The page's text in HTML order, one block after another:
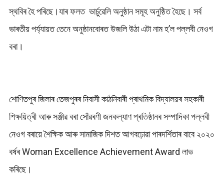
স্থবিৰ হৈ পৰিছে।যাৰ ফলত ভাৰ্চুৱেলি অনুষ্ঠান সমূহ অনুষ্ঠিত হৈছে। সৰ্ব
ভাৰতীয় পৰ্য্যায়ত তেনে অনুষ্ঠানবোৰত উজলি উঠা এটা নাম হ’ল পল্লবী নেওগ
বৰা।
শোণিতপুৰ জিলাৰ তেজপুৰৰ নিবাসী কাঠনিবাৰী প্ৰাথমিক বিদ্যালয়ৰ সহকাৰী
শিক্ষয়িত্ৰী আৰু সঞ্জীৱ বৰা সোঁৱৰণী জনকল্যাণ প্ৰতিষ্ঠানৰ সম্পাদিকা পল্লবী
নেওগ বৰায়ে শৈক্ষিক আৰু সামাজিক দিশত আগবঢ়োৱা পাৰদৰ্শিতাৰ বাবে ২০২০
বৰ্ষৰ Woman Excellence Achievement Award লাভ
কৰিছে।